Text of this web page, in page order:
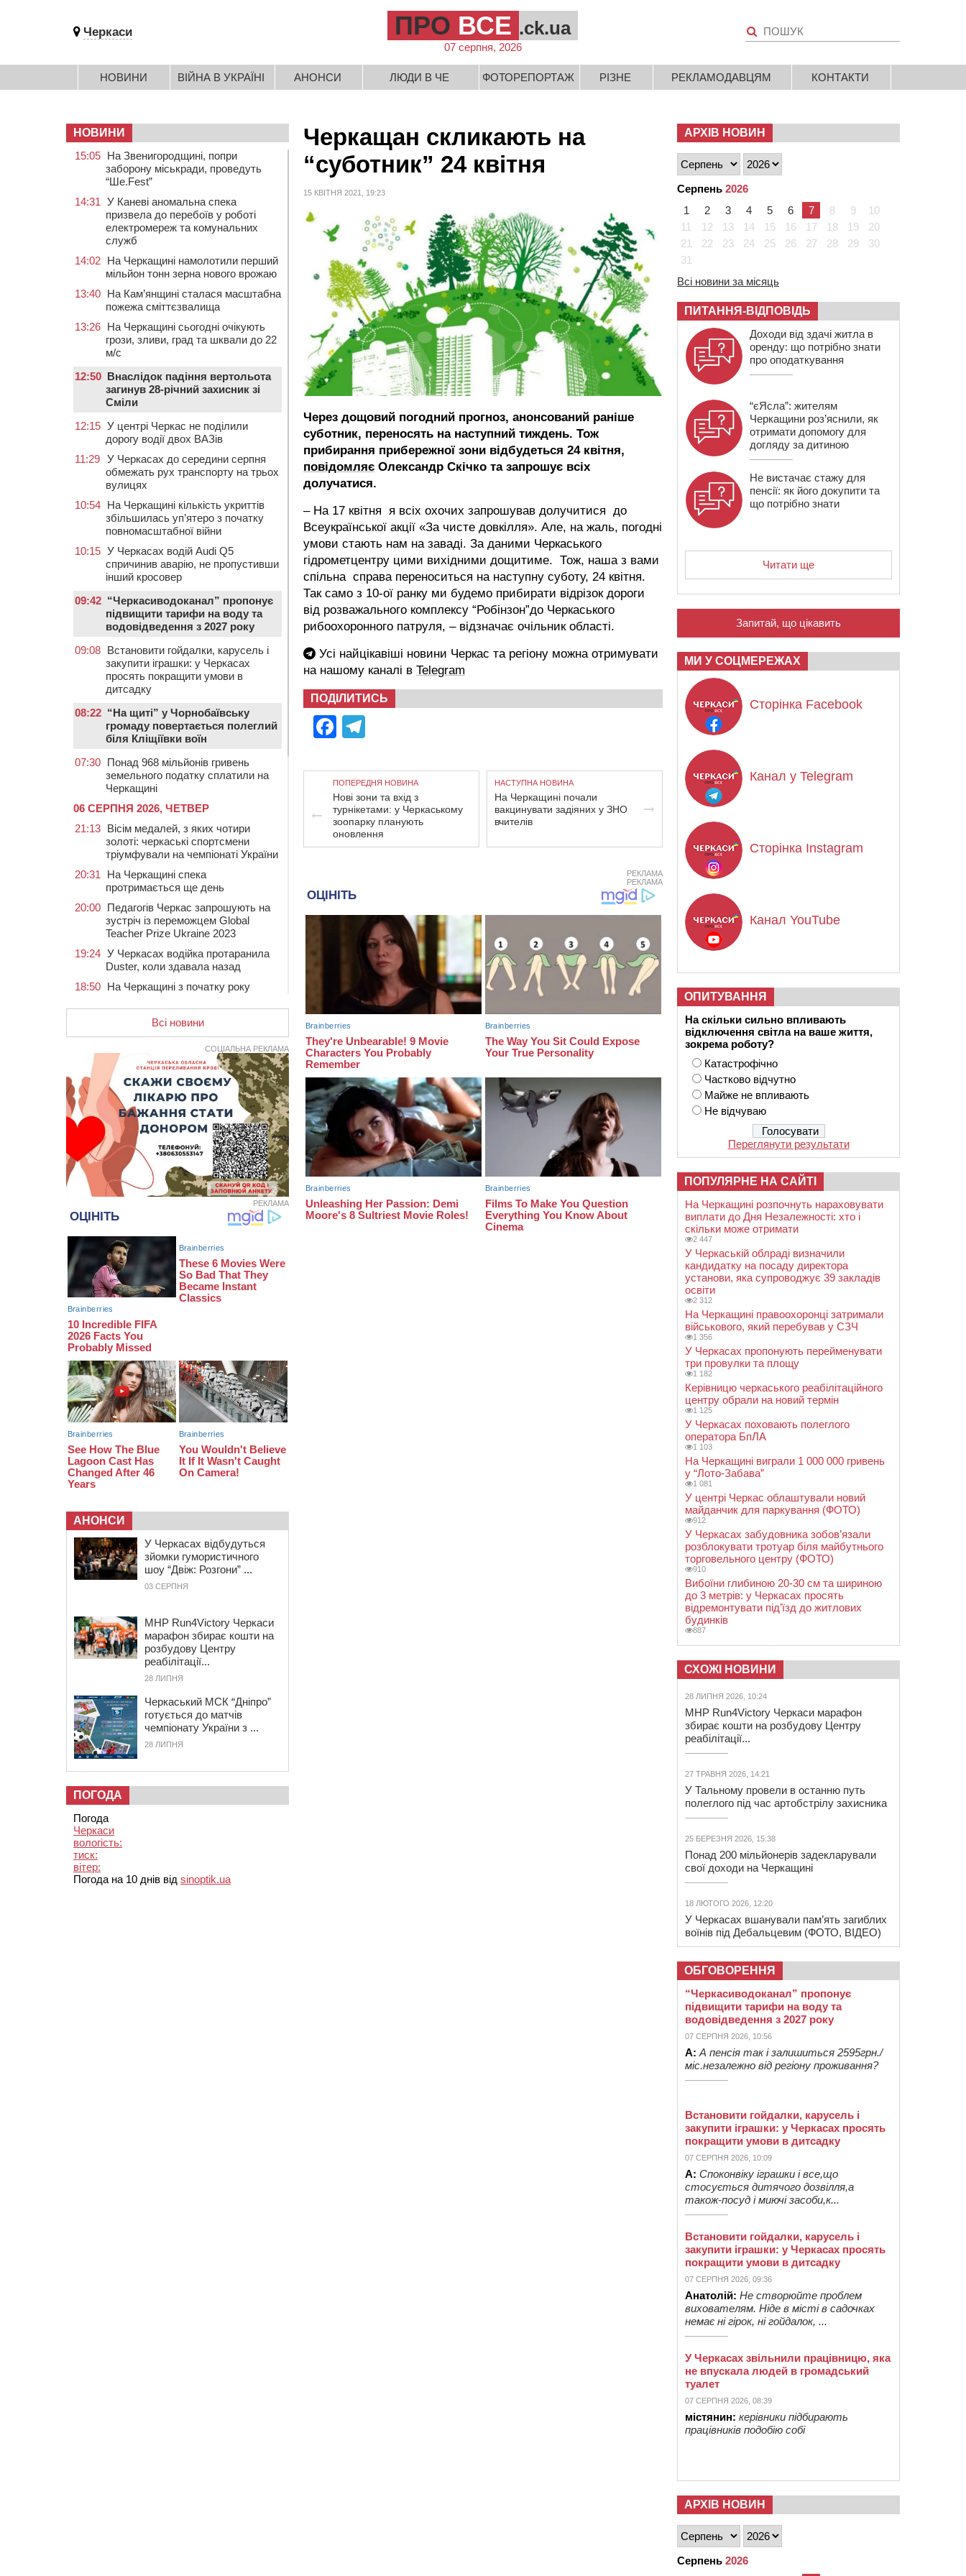
Черкаси ПРО ВСЕ .ck.ua
07 серпня, 2026
НОВИНИ ВІЙНА В УКРАЇНІ АНОНСИ ЛЮДИ В ЧЕ ФОТОРЕПОРТАЖ РІЗНЕ РЕКЛАМОДАВЦЯМ КОНТАКТИ
Черкащан скликають на
“суботник” 24 квітня
15 КВІТНЯ 2021, 19:23
Через дощовий погодний прогноз, анонсований раніше
суботник, переносять на наступний тиждень. Тож
прибирання прибережної зони відбудеться 24 квітня,
повідомляє Олександр Скічко та запрошує всіх
долучатися.
– На 17 квітня я всіх охочих запрошував долучитися до
Всеукраїнської акції «За чисте довкілля». Але, на жаль, погодні
умови стають нам на заваді. За даними Черкаського
гідрометцентру цими вихідними дощитиме. Тож, наша з вами
спільна справа переноситься на наступну суботу, 24 квітня.
Так само з 10-ої ранку ми будемо прибирати відрізок дороги
від розважального комплексу “Робінзон”до Черкаського
рибоохоронного патруля, – відзначає очільник області.
Усі найцікавіші новини Черкас та регіону можна отримувати
на нашому каналі в Telegram
ПОДІЛИТИСЬ
Facebook
ПОПЕРЕДНЯ НОВИНА
Нові зони та вхід з
турнікетами: у Черкаському
зоопарку планують
оновлення
НАСТУПНА НОВИНА
На Черкащині почали
вакцинувати задіяних у ЗНО
вчителів
РЕКЛАМА
РЕКЛАМА
НОВИНИ
15:05 На Звенигородщині, попри
заборону міськради, проведуть
“Ше.Fest”
14:31 У Каневі аномальна спека
призвела до перебоїв у роботі
електромереж та комунальних
служб
14:02 На Черкащині намолотили перший
мільйон тонн зерна нового врожаю
13:40 На Кам’янщині сталася масштабна
пожежа сміттєзвалища
13:26 На Черкащині сьогодні очікують
грози, зливи, град та шквали до 22
м/с
12:50 Внаслідок падіння вертольота
загинув 28-річний захисник зі
Сміли
12:15 У центрі Черкас не поділили
дорогу водії двох ВАЗів
11:29 У Черкасах до середини серпня
обмежать рух транспорту на трьох
вулицях
10:54 На Черкащині кількість укриттів
збільшилась уп’ятеро з початку
повномасштабної війни
10:15 У Черкасах водій Audi Q5
спричинив аварію, не пропустивши
інший кросовер
09:42 “Черкасиводоканал” пропонує
підвищити тарифи на воду та
водовідведення з 2027 року
09:08 Встановити гойдалки, карусель і
закупити іграшки: у Черкасах
просять покращити умови в
дитсадку
08:22 “На щиті” у Чорнобаївську
громаду повертається полеглий
біля Кліщіївки воїн
07:30 Понад 968 мільйонів гривень
земельного податку сплатили на
Черкащині
06 СЕРПНЯ 2026, ЧЕТВЕР
21:13 Вісім медалей, з яких чотири
золоті: черкаські спортсмени
тріумфували на чемпіонаті України
20:31
На Черкащині спека
протримається ще день
20:00 Педагогів Черкас запрошують на
зустріч із переможцем Global
Teacher Prize Ukraine 2023
19:24 У Черкасах водійка протаранила
Duster, коли здавала назад
18:50 На Черкащині з початку року
укусів тварин
стала прикладом для громад з
усієї України
17:40
ЧНУ увійшов до 50
найпопулярніших вишів України
серед вступників
17:07 На Хімселищі у Черкасах
облаштували новий контейнерний
майданчик
16:32
Без розтину грудної клітки: у
Черкасах 75-річній пацієнтці
замінили аортальний клапан
16:00
У Черкаському онкоцентрі
електростанцію за понад пів
мільйона гривень
15:30 У Київській області прощаються
з полеглим на фронті жителем
Монастирищини
Всі новини
СОЦІАЛЬНА РЕКЛАМА
РЕКЛАМА
АНОНСИ
У Черкасах відбудуться
зйомки гумористичного
шоу “Двіж: Розгони” ...
03 СЕРПНЯ
MHP Run4Victory Черкаси
марафон збирає кошти на
розбудову Центру
реабілітації...
28 ЛИПНЯ
Черкаський МСК “Дніпро”
готується до матчів
чемпіонату України з ...
28 ЛИПНЯ
ПОГОДА
Погода
Черкаси
вологість:
тиск:
вітер:
Погода на 10 днів від sinoptik.ua
АРХІВ НОВИН
Серпень 2026
1
2 3 4 5 6 7 8 9
10
11
12 13 14 15 16 17 18 19
20
21
22 23 24 25 26 27 28 29
30
31
Всі новини за місяць
ПИТАННЯ-ВІДПОВІДЬ
Доходи від здачі житла в
оренду: що потрібно знати
про оподаткування
“єЯсла”: жителям
Черкащини роз’яснили, як
отримати допомогу для
догляду за дитиною
Не вистачає стажу для
пенсії: як його докупити та
що потрібно знати
Читати ще
Запитай, що цікавить
МИ У СОЦМЕРЕЖАХ
Сторінка Facebook
Канал у Telegram
Сторінка Instagram
Канал YouTube
ОПИТУВАННЯ
На скільки сильно впливають
відключення світла на ваше життя,
зокрема роботу?
Катастрофічно
Частково відчутно
Майже не впливають
Не відчуваю
Переглянути результати
ПОПУЛЯРНЕ НА САЙТІ
На Черкащині розпочнуть нараховувати
виплати до Дня Незалежності: хто і
скільки може отримати
2 447
У Черкаській облраді визначили
кандидатку на посаду директора
установи, яка супроводжує 39 закладів
освіти
2 312
На Черкащині правоохоронці затримали
військового, який перебував у СЗЧ
1 356
У Черкасах пропонують перейменувати
три провулки та площу
1 182
Керівницю черкаського реабілітаційного
центру обрали на новий термін
1 125
У Черкасах поховають полеглого
оператора БпЛА
1 103
На Черкащині виграли 1 000 000 гривень
у “Лото-Забава”
1 081
У центрі Черкас облаштували новий
майданчик для паркування (ФОТО)
912
У Черкасах забудовника зобов’язали
розблокувати тротуар біля майбутнього
торговельного центру (ФОТО)
910
Вибоїни глибиною 20-30 см та шириною
до 3 метрів: у Черкасах просять
відремонтувати під’їзд до житлових
будинків
887
СХОЖІ НОВИНИ
28 ЛИПНЯ 2026, 10:24
MHP Run4Victory Черкаси марафон
збирає кошти на розбудову Центру
реабілітації...
27 ТРАВНЯ 2026, 14:21
У Тальному провели в останню путь
полеглого під час артобстрілу захисника
25 БЕРЕЗНЯ 2026, 15:38
Понад 200 мільйонерів задекларували
свої доходи на Черкащині
18 ЛЮТОГО 2026, 12:20
У Черкасах вшанували пам’ять загиблих
воїнів під Дебальцевим (ФОТО, ВІДЕО)
ОБГОВОРЕННЯ
“Черкасиводоканал” пропонує
підвищити тарифи на воду та
водовідведення з 2027 року
07 СЕРПНЯ 2026, 10:56
А: А пенсія так і залишиться 2595грн./
міс.незалежно від регіону проживання?
Встановити гойдалки, карусель і
закупити іграшки: у Черкасах просять
покращити умови в дитсадку
07 СЕРПНЯ 2026, 10:09
А: Споконвіку іграшки і все,що
стосується дитячого дозвілля,а
також-посуд і миючі засоби,к...
Встановити гойдалки, карусель і
закупити іграшки: у Черкасах просять
покращити умови в дитсадку
07 СЕРПНЯ 2026, 09:36
Анатолій: Не створюйте проблем
вихователям. Ніде в місті в садочках
немає ні гірок, ні гойдалок, ...
У Черкасах звільнили працівницю, яка
не впускала людей в громадський
туалет
07 СЕРПНЯ 2026, 08:39
містянин: керівники підбирають
працівників подобію собі
АРХІВ НОВИН
Серпень 2026